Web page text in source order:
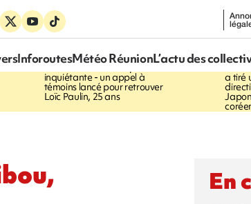
InforoutesMétéo RéunionL’actu des
15:54
SAINT-JOSEPH Disparition
inquiétante - un appel à
témoins lancé pour retrouver
Loïc Paulin, 25 ans
15:08
a tiré
En